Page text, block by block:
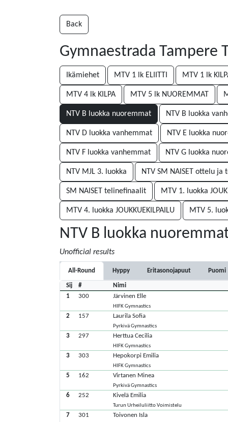
Back
Gymnaestrada
Ikämiehet MTV 1 lk ELIITTI MTV 1 lk
MTV 4 lk KILPA MTV 5 lk NUOREMMAT
NTV B luokka nuoremmat NTV B luokka
NTV D luokka vanhemmat NTV E luokka
NTV F luokka vanhemmat NTV G luokka
NTV MJL 3. luokka NTV SM NAISET ottelu
SM NAISET telinefinaalit MTV 1. luokka
MTV 4. luokka JOUKKUEKILPAILU MTV 5.
NTV B luokka
Unofficial results
All-Round Hyppy Eritasonojapuut Puomi
Sij #
Nimi
1
300 Järvinen Elle
HIFK Gymnastics
2 157 Laurila Sofia
Pyrkivä Gymnastics
3 297 Herttua Cecilia
HIFK Gymnastics
3 303 Hepokorpi Emilia
HIFK Gymnastics
5 162 Virtanen Minea
Pyrkivä Gymnastics
6 252 Kivelä Emilia
Turun Urheiluliitto Voimistelu
7 301 Toivonen Isla